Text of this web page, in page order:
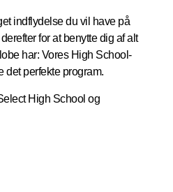
indflydelse du vil have på
for at benytte dig af alt
har: Vores High School-
perfekte program.
High School og